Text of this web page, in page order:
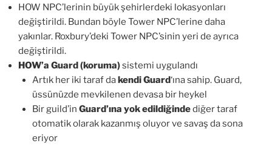
HOW NPC’lerinin büyük şehirlerdeki lokasyonları
değiştirildi. Bundan böyle Tower NPC’lerine daha
yakınlar. Roxbury’deki Tower NPC’sinin yeri de ayrıca
değiştirildi.
HOW’a Guard (koruma)sistemi uygulandı
Artık her iki taraf dakendi Guard‘ına sahip. Guard,
üssünüzde mevkilenen devasa bir heykel
Bir guild’in Guard’ına yok edildiğindediğer taraf
otomatik olarak kazanmış oluyor ve savaş da sona
eriyor